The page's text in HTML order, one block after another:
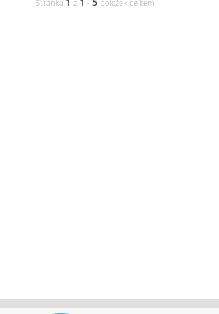
Stránka z - položek celkem